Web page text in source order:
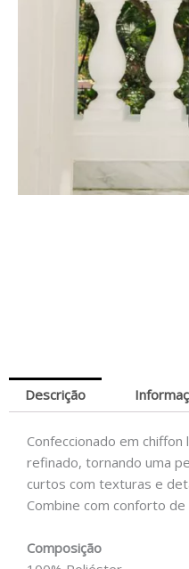
Descrição
Confeccionado em
refinado, tornando uma
curtos com texturas e
Combine com conforto
Composição